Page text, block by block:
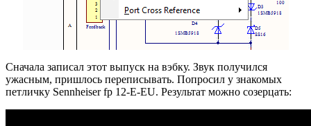
Сначала записал этот выпуск на вэбку. Звук получился
ужасным, пришлось переписывать. Попросил у знакомых
петличку Sennheiser fp 12-E-EU. Результат можно созерцать: